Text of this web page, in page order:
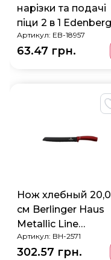
нарізки та подачі
піци 2 в 1 Edenberg
EB-18957
Артикул: EB-18957
63.47 грн.
Нож хлебный 20,0
см Berlinger Haus
Metallic Line
BURGUNDY Edition
BH-2571
Артикул: BH-2571
302.57 грн.